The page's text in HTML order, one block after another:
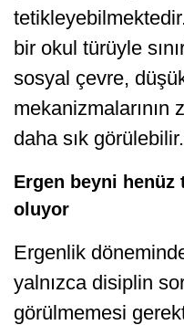
bir okul türüyle
sosyal çevre,
mekanizmalarının
daha sık
Ergen beyni henüz
oluyor
Ergenlik
yalnızca disiplin
görülmemesi